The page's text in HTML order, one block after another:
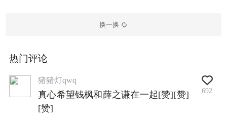
换一换
热门评论
猪猪灯qwq
真心希望钱枫和薛之谦在一起[赞][赞]
[赞]
692